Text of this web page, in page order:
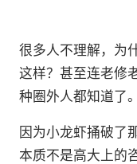
很多人不理解，为
这样？甚至连老修
种圈外人都知道了。
因为小龙虾捅破了
本质不是高大上的